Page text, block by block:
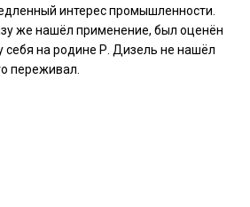
интерес промышленности.
же нашёл применение, был оценён
себя на родине Р. Дизель не нашёл
переживал.